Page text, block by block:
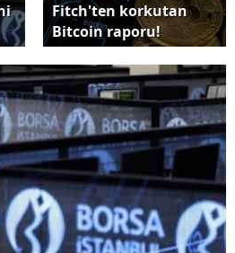
Fitch'ten korkutan
Bitcoin raporu!